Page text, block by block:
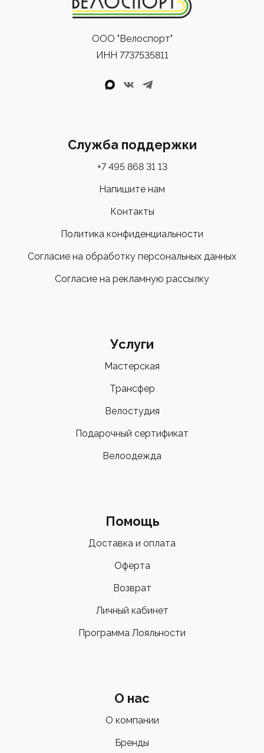
ООО "Велоспорт"
ИНН 7737535811
Служба поддержки
+7 495 868 31 13
Напишите нам
Контакты
Политика конфиденциальности
Согласие на обработку персональных данных
Согласие на рекламную рассылку
Услуги
Мастерская
Трансфер
Велостудия
Подарочный сертификат
Велоодежда
Помощь
Доставка и оплата
Оферта
Возврат
Личный кабинет
Программа Лояльности
О нас
О компании
Бренды